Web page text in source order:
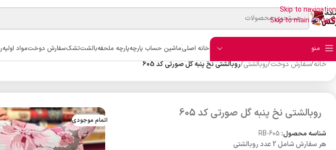
Skip to navigation
Skip to main content
منو خانه اصلیماشین حساب پارچهپارچه ملحفهبالشتتشکسفارش دوختمواد اولیه
خانه/سفارش دوخت/روبالشتی/روبالشتی نخ پنبه گل صورتی کد 605
روبالشتی نخ پنبه گل صورتی کد 605
شناسه محصول: RB-605
هر سفارش شامل 2 عدد روبالشتی
اتمام موجودی